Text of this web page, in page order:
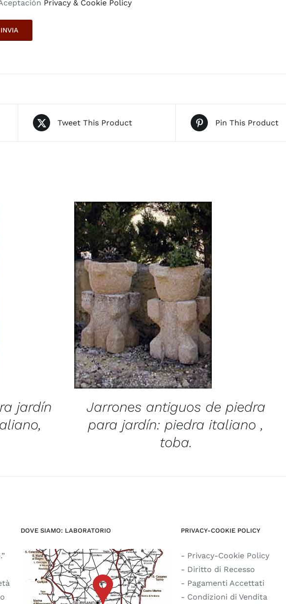
Privacy & Cookie Policy
Tweet This Product Pin This Product
jardín
/ QUICK VIEW
Jarrones antiguos de piedra
para jardín: piedra italiano ,
toba.
DOVE SIAMO: LABORATORIO PRIVACY-COOKIE POLICY
- Privacy-Cookie Policy
- Diritto di Recesso
- Pagamenti Accettati
- Condizioni di Vendita